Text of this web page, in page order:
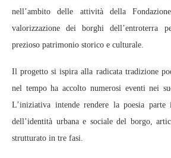
nell’ambito delle attività della
valorizzazione dei borghi dell’entroterra
prezioso patrimonio storico e culturale.
Il progetto si ispira alla radicata tradizione
nel tempo ha accolto numerosi eventi nei
L’iniziativa intende rendere la poesia parte
dell’identità urbana e sociale del borgo,
strutturato in tre fasi.